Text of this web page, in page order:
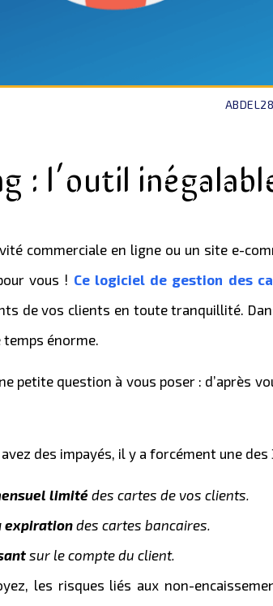
ABDEL
: l’outil
commerciale en ligne ou un site e-
vous ! Ce logiciel de gestion des
de vos clients en toute tranquillité.
énorme.
petite question à vous poser : d’après
avez des impayés, il y a forcément une
limité des cartes de vos clients.
expirationdes cartes bancaires.
sur le compte du client.
les risques liés aux non-